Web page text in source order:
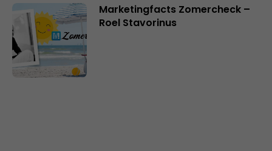
Marketingfacts Zomercheck –
Roel Stavorinus